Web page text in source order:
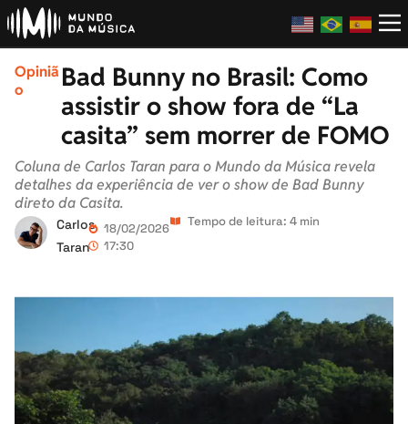
Opiniã
o
Bad Bunny no Brasil: Como
assistir o show fora de “La
casita” sem morrer de FOMO
Coluna de Carlos Taran para o Mundo da Música revela
detalhes da experiência de ver o show de Bad Bunny
direto da Casita.
Carlos
Taran
18/02/2026
17:30
Tempo de leitura: 4 min